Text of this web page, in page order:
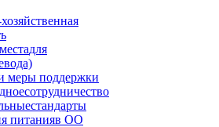
для
меры поддержки
сотрудничество
стандарты
питанияв ОО